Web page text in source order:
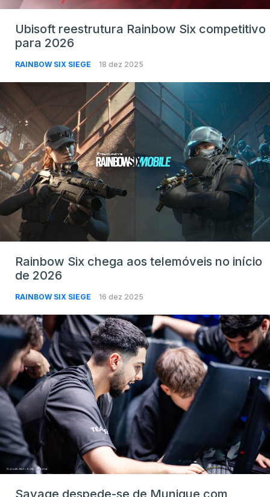
Ubisoft reestrutura Rainbow Six competitivo
para 2026
RAINBOW SIX SIEGE 18 dez 2025
Rainbow Six chega aos telemóveis no início
de 2026
RAINBOW SIX SIEGE 16 dez 2025
Savage despede-se de Munique com